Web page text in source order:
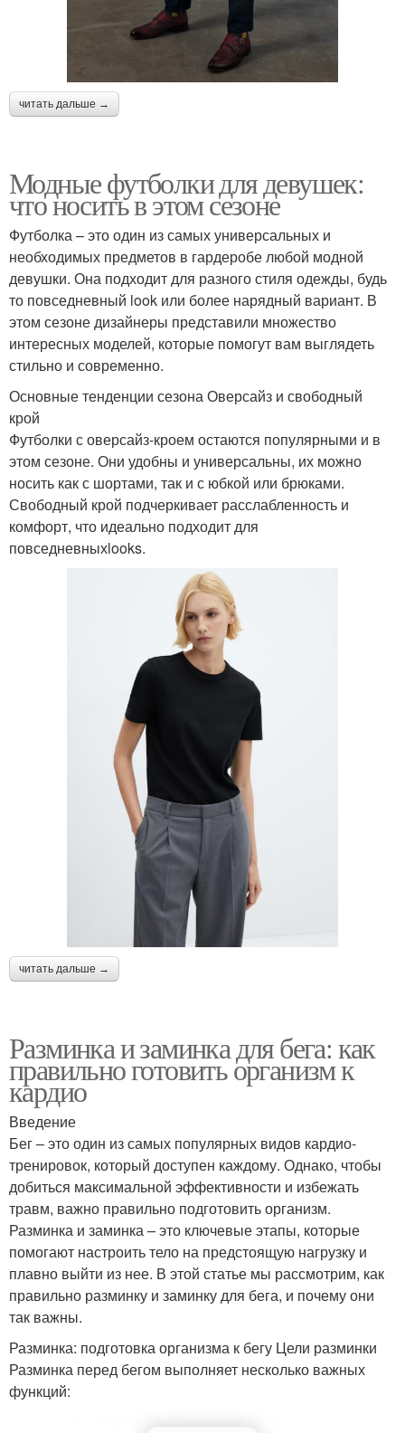
читать дальше →
Модные футболки для девушек:
что носить в этом сезоне
Футболка – это один из самых универсальных и
необходимых предметов в гардеробе любой модной
девушки. Она подходит для разного стиля одежды, будь
то повседневный look или более нарядный вариант. В
этом сезоне дизайнеры представили множество
интересных моделей, которые помогут вам выглядеть
стильно и современно.
Основные тенденции сезона Оверсайз и свободный
крой
Футболки с оверсайз-кроем остаются популярными и в
этом сезоне. Они удобны и универсальны, их можно
носить как с шортами, так и с юбкой или брюками.
Свободный крой подчеркивает расслабленность и
комфорт, что идеально подходит для
повседневныхlooks.
читать дальше →
Разминка и заминка для бега: как
правильно готовить организм к
кардио
Введение
Бег – это один из самых популярных видов кардио-
тренировок, который доступен каждому. Однако, чтобы
добиться максимальной эффективности и избежать
травм, важно правильно подготовить организм.
Разминка и заминка – это ключевые этапы, которые
помогают настроить тело на предстоящую нагрузку и
плавно выйти из нее. В этой статье мы рассмотрим, как
правильно разминку и заминку для бега, и почему они
так важны.
Разминка: подготовка организма к бегу Цели разминки
Разминка перед бегом выполняет несколько важных
функций: